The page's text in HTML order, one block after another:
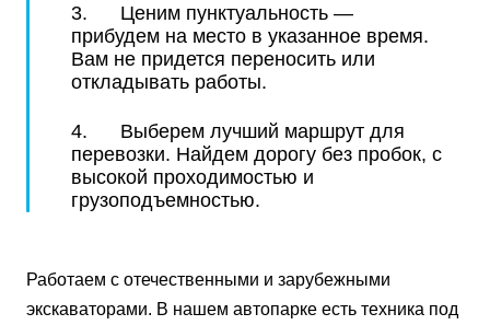
3. Ценим пунктуальность —
прибудем на место в указанное время.
Вам не придется переносить или
откладывать работы.
4. Выберем лучший маршрут для
перевозки. Найдем дорогу без пробок, с
высокой проходимостью и
грузоподъемностью.
Работаем с отечественными и зарубежными
экскаваторами. В нашем автопарке есть техника под